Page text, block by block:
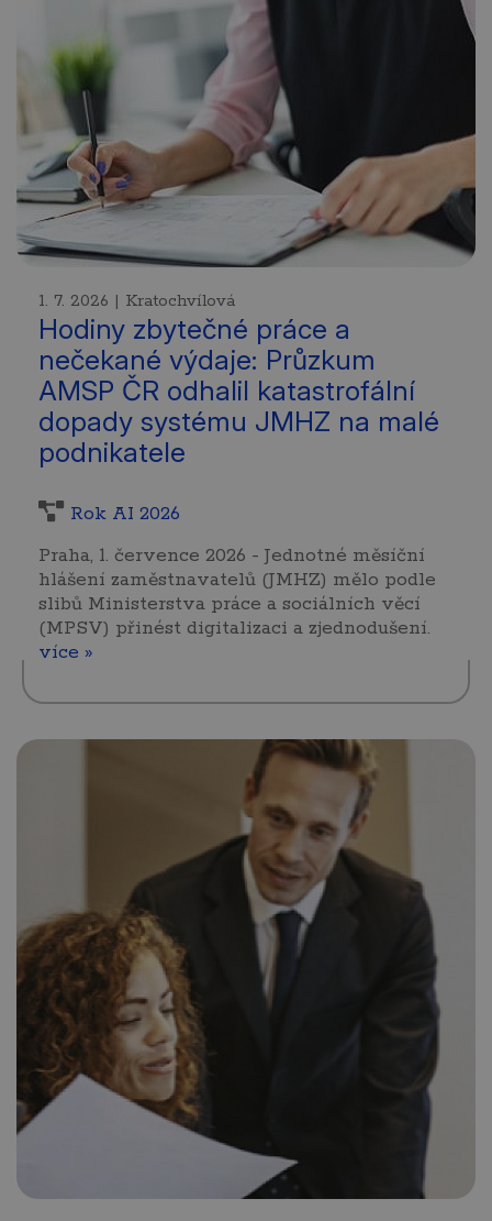
1. 7. 2026 | Kratochvílová
Hodiny zbytečné práce a
nečekané výdaje: Průzkum
AMSP ČR odhalil katastrofální
dopady systému JMHZ na malé
podnikatele
Rok AI 2026
Praha, 1. července 2026 - Jednotné měsíční
hlášení zaměstnavatelů (JMHZ) mělo podle
slibů Ministerstva práce a sociálních věcí
(MPSV) přinést digitalizaci a zjednodušení.
více »